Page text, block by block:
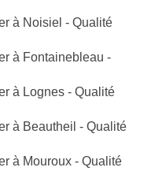
à Noisiel - Qualité
à Fontainebleau -
à Lognes - Qualité
à Beautheil - Qualité
à Mouroux - Qualité